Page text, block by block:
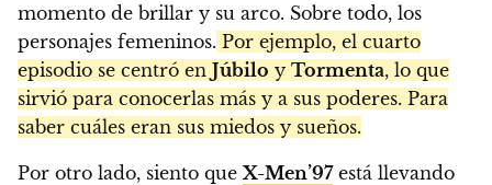
momento de brillar y su arco. Sobre todo, los
personajes femeninos. Por ejemplo, el cuarto
episodio se centró en Júbilo y Tormenta, lo que
sirvió para conocerlas más y a sus poderes. Para
saber cuáles eran sus miedos y sueños.
Por otro lado, siento que X-Men’97está llevando